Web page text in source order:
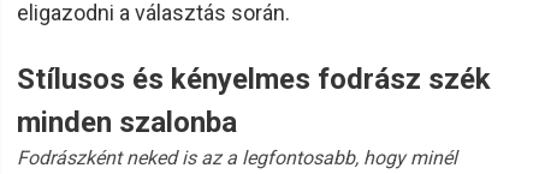
eligazodni a választás során.
Stílusos és kényelmes fodrász szék
minden szalonba
Fodrászként neked is az a legfontosabb, hogy minél